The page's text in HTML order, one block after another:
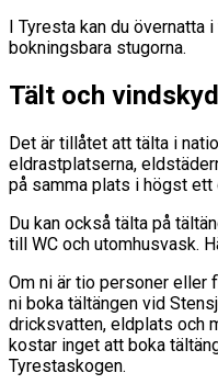
I Tyresta kan du övernatta
bokningsbara stugorna.
Tält och
Det är tillåtet att tälta i
eldrastplatserna,
på samma plats i högst ett
Du kan också tälta på
till WC och utomhusvask.
Om ni är tio personer eller
ni boka tältängen vid
dricksvatten, eldplats och
kostar inget att boka
Tyrestaskogen.